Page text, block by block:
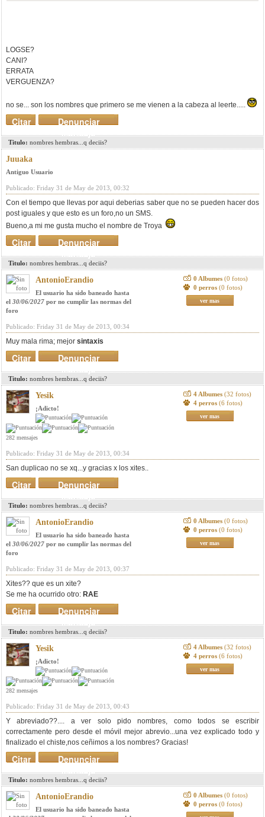
LOGSE?
CANI?
ERRATA
VERGUENZA?
no se... son los nombres que primero se me vienen a la cabeza al leerte.....
Denunciar
mensaje
Citar
Titulo: nombres hembras...q deciis?
Juuaka
Antiguo Usuario
Publicado: Friday 31 de May de 2013, 00:32
Con el tiempo que llevas por aqui deberias saber que no se pueden hacer dos
post iguales y que esto es un foro,no un SMS.
Bueno,a mi me gusta mucho el nombre de Troya
Denunciar
mensaje
Citar
Titulo: nombres hembras...q deciis?
AntonioErandio
El usuario ha sido baneado hasta
el 30/06/2027 por no cumplir las normas del
foro
0 Albumes (0 fotos)
0 perros (0 fotos)
ver mas
Publicado: Friday 31 de May de 2013, 00:34
Muy mala rima; mejor sintaxis
Denunciar
mensaje
Citar
Titulo: nombres hembras...q deciis?
Yesik
¡Adicto!
282 mensajes
4 Albumes (32 fotos)
4 perros (6 fotos)
ver mas
Publicado: Friday 31 de May de 2013, 00:34
San duplicao no se xq...y gracias x los xites..
Denunciar
mensaje
Citar
Titulo: nombres hembras...q deciis?
AntonioErandio
El usuario ha sido baneado hasta
el 30/06/2027 por no cumplir las normas del
foro
0 Albumes (0 fotos)
0 perros (0 fotos)
ver mas
Publicado: Friday 31 de May de 2013, 00:37
Xites?? que es un xite?
Se me ha ocurrido otro: RAE
Denunciar
mensaje
Citar
Titulo: nombres hembras...q deciis?
Yesik
¡Adicto!
282 mensajes
4 Albumes (32 fotos)
4 perros (6 fotos)
ver mas
Publicado: Friday 31 de May de 2013, 00:43
Y abreviado??.... a ver solo pido nombres, como todos se escribir
correctamente pero desde el móvil mejor abrevio...una vez explicado todo y
finalizado el chiste,nos ceñimos a los nombres? Gracias!
Denunciar
mensaje
Citar
Titulo: nombres hembras...q deciis?
AntonioErandio
El usuario ha sido baneado hasta
0 Albumes (0 fotos)
0 perros (0 fotos)